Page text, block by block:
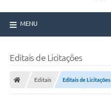
MENU
Editais de Licitações
Editais Editais de Licitações